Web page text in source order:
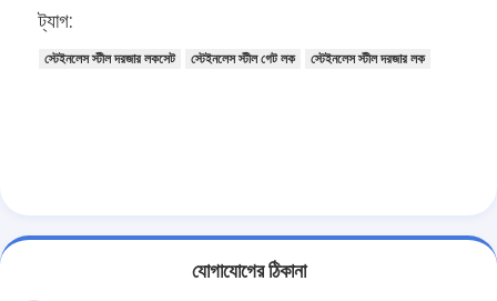
ট্যাগ:
স্টেইনলেস স্টীল দরজার লকসেট স্টেইনলেস স্টীল গেট লক স্টেইনলেস স্টীল দরজার লক
যোগাযোগের ঠিকানা